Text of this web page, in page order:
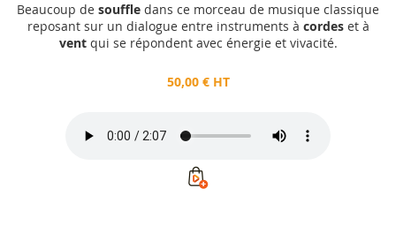
Beaucoup de souffle dans ce morceau de musique classique
reposant sur un dialogue entre instruments à cordeset à
ventqui se répondent avec énergie et vivacité.
50,00 € HT